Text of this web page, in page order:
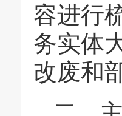
容进行
务实体
改废和